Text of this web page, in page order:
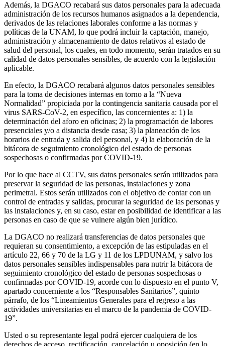
Además, la DGACO recabará sus datos personales para la adecuada
administración de los recursos humanos asignados a la dependencia,
derivados de las relaciones laborales conforme a las normas y
políticas de la UNAM, lo que podrá incluir la captación, manejo,
administración y almacenamiento de datos relativos al estado de
salud del personal, los cuales, en todo momento, serán tratados en su
calidad de datos personales sensibles, de acuerdo con la legislación
aplicable.
En efecto, la DGACO recabará algunos datos personales sensibles
para la toma de decisiones internas en torno a la “Nueva
Normalidad” propiciada por la contingencia sanitaria causada por el
virus SARS-CoV-2, en específico, las concernientes a: 1) la
determinación del aforo en oficinas; 2) la programación de labores
presenciales y/o a distancia desde casa; 3) la planeación de los
horarios de entrada y salida del personal, y 4) la elaboración de la
bitácora de seguimiento cronológico del estado de personas
sospechosas o confirmadas por COVID-19.
Por lo que hace al CCTV, sus datos personales serán utilizados para
preservar la seguridad de las personas, instalaciones y zona
perimetral. Estos serán utilizados con el objetivo de contar con un
control de entradas y salidas, procurar la seguridad de las personas y
las instalaciones y, en su caso, estar en posibilidad de identificar a las
personas en caso de que se vulnere algún bien jurídico.
La DGACO no realizará transferencias de datos personales que
requieran su consentimiento, a excepción de las estipuladas en el
artículo 22, 66 y 70 de la LG y 11 de los LPDUNAM, y salvo los
datos personales sensibles indispensables para nutrir la bitácora de
seguimiento cronológico del estado de personas sospechosas o
confirmadas por COVID-19, acorde con lo dispuesto en el punto V,
apartado concerniente a los “Responsables Sanitarios”, quinto
párrafo, de los “Lineamientos Generales para el regreso a las
actividades universitarias en el marco de la pandemia de COVID-
19”.
Usted o su representante legal podrá ejercer cualquiera de los